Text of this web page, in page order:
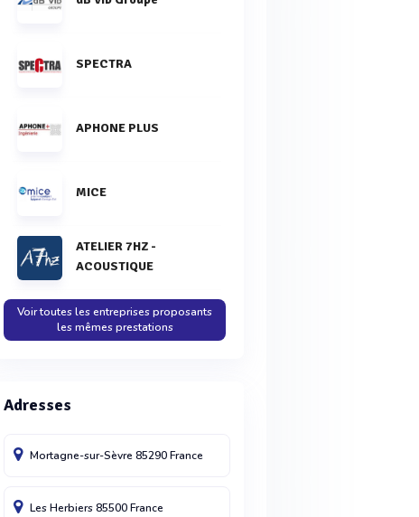
SPECTRA
APHONE PLUS
MICE
ATELIER 7HZ -
ACOUSTIQUE
Voir toutes les entreprises proposants
les mêmes prestations
Adresses
Mortagne-sur-Sèvre85290France
Les Herbiers85500France